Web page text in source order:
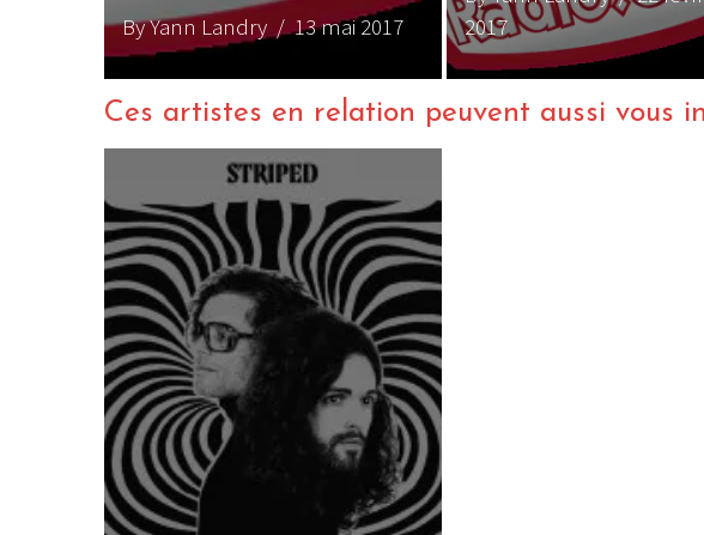
By Yann Landry / 13 mai 2017
2017
Ces artistes en relation peuvent aussi vous